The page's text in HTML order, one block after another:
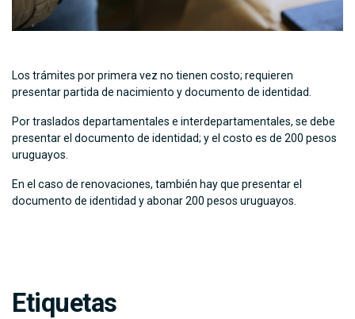
Los trámites por primera vez no tienen costo; requieren
presentar partida de nacimiento y documento de identidad.
Por traslados departamentales e interdepartamentales, se debe
presentar el documento de identidad; y el costo es de 200 pesos
uruguayos.
En el caso de renovaciones, también hay que presentar el
documento de identidad y abonar 200 pesos uruguayos.
Etiquetas